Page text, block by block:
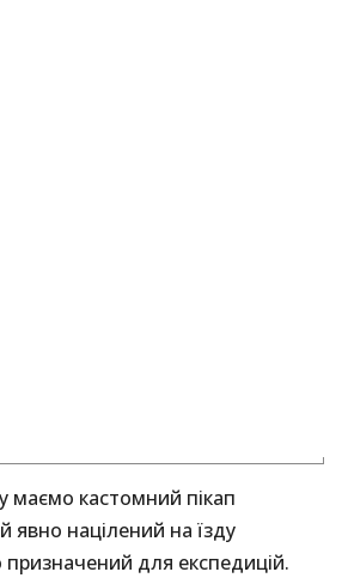
маємо кастомний пікап
явно націлений на їзду
для експедицій.